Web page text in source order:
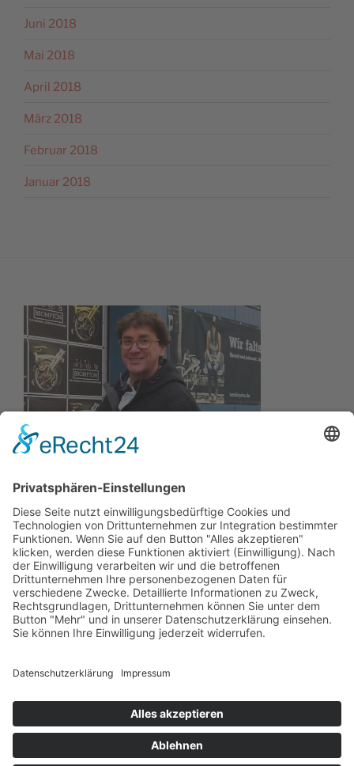
Juni 2018
Mai 2018
April 2018
März 2018
Februar 2018
Januar 2018
Wir wollen Ihr persönlicher Online Camping Spezialist
sein, der sich auf die Fahne geschrieben hat, der
zuverlässigste und preiswerteste Anbieter zu sein.
Wir sind ständig im Wachstum und wissen Ihr
Vertrauen zu schätzen.
Kay-Lucas Kaniewski
YouTubeFacebook